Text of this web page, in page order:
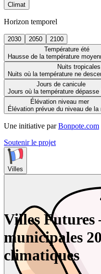
Climat
Horizon temporel
2030 2050
2100
Température été
Hausse de la température
Nuits tropicales
Nuits où la température ne
Jours de canicule
Jours où la température dépasse
Élévation niveau mer
Élévation prévue du niveau de la
Une initiative par Bonpote.com
Soutenir le projet
Villes
Villes
municipales
climatiques